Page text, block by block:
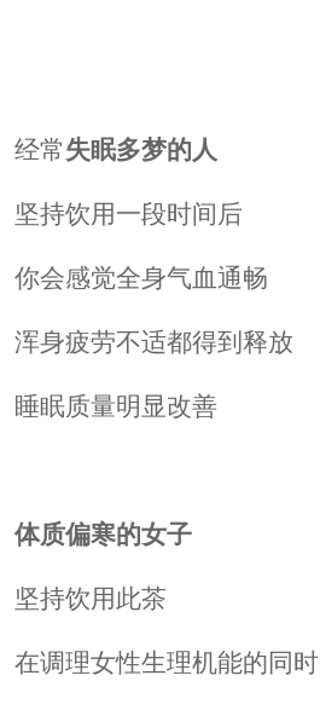
经常失眠多梦的人
坚持饮用一段时间后
你会感觉全身气血通畅
浑身疲劳不适都得到释放
睡眠质量明显改善
体质偏寒的女子
坚持饮用此茶
在调理女性生理机能的同时